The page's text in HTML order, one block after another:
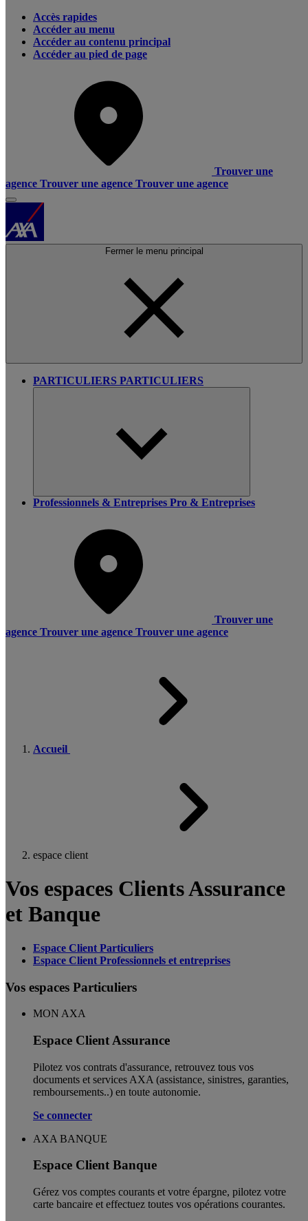
Accès rapides
Accéder au menu
Accéder au contenu principal
Accéder au pied de page
Trouver une
agence Trouver une agence Trouver une agence
Fermer le menu principal
PARTICULIERS PARTICULIERS
Professionnels & Entreprises Pro & Entreprises
Trouver une
agence Trouver une agence Trouver une agence
Accueil
espace client
Vos espaces Clients Assurance
et Banque
Espace Client Particuliers
Espace Client Professionnels et entreprises
Vos espaces Particuliers
MON AXA
Espace Client Assurance
Pilotez vos contrats d'assurance, retrouvez tous vos
documents et services AXA (assistance, sinistres, garanties,
remboursements..) en toute autonomie. ​
Se connecter
AXA BANQUE
Espace Client Banque
Gérez vos comptes courants et votre épargne, pilotez votre
carte bancaire et effectuez toutes vos opérations courantes.